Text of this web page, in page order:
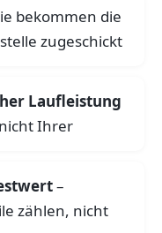
bekommen die
zugeschickt
Laufleistung
Ihrer
–
zählen, nicht